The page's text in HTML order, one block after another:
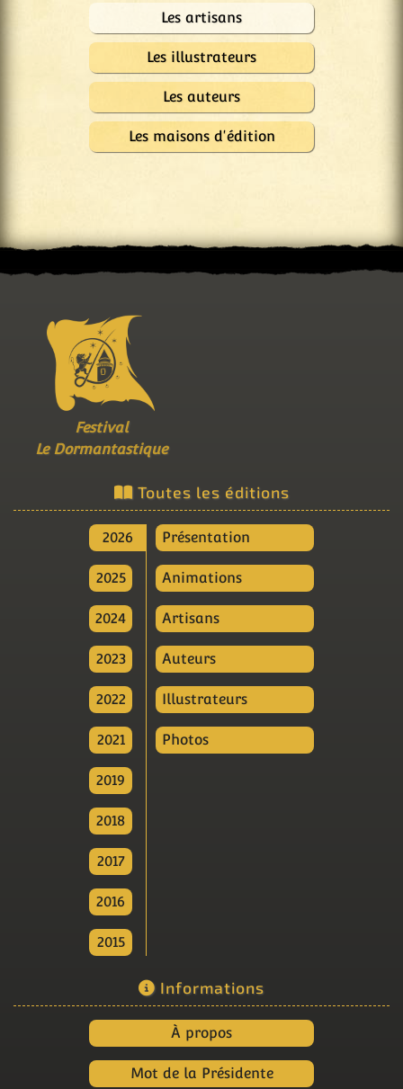
Les artisans
Les illustrateurs
Les auteurs
Les maisons d'édition
Festival
Le Dormantastique
Toutes les éditions
2026
2025
2024
2023
2022
2021
2019
2018
2017
2016
2015
Présentation
Animations
Artisans
Auteurs
Illustrateurs
Photos
Informations
À propos
Mot de la Présidente